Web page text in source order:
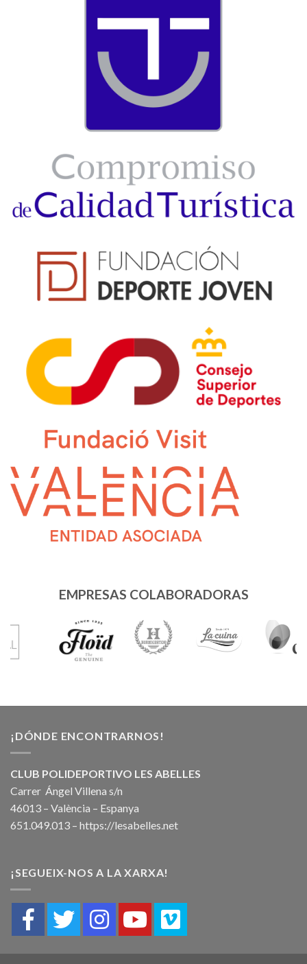
EMPRESAS COLABORADORAS
¡DÓNDE ENCONTRARNOS!
CLUB POLIDEPORTIVO LES ABELLES
Carrer Ángel Villena s/n
46013 – València – Espanya
651.049.013 – https://lesabelles.net
¡SEGUEIX-NOS A LA XARXA!